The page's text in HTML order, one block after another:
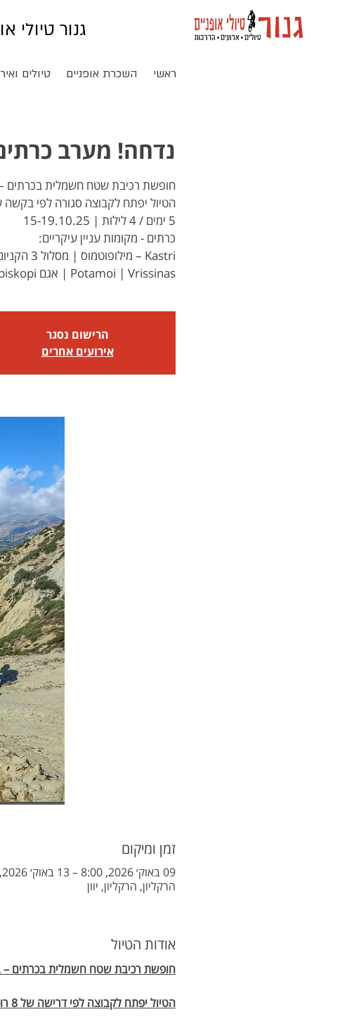
גנור טיולי
ראשי השכרת אופניים טיולים
נדחה! מערב
Potamoi | Vrissinas | אגם Episkopi | אגם Kournas | רתימנו
הרישום נסגר
אירועים אחרים
זמן ומיקום
09 באוק׳ 2026, 8:00 – 13 באוק׳ 2026, 18:00
הרקליון, הרקליון, יוון
אודות הטיול
חופשת רכיבת שטח חשמלית בכרתים –
הטיול יפתח לקבוצה לפי דרישה של 8 רוכבים ומעלה